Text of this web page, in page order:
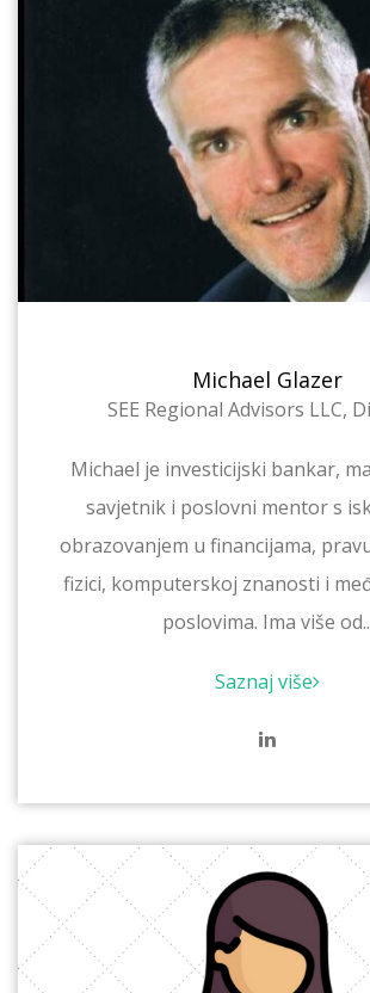
Michael Glazer
SEE Regional Advisors LLC,
Michael je investicijski bankar,
savjetnik i poslovni mentor s
obrazovanjem u financijama,
fizici, komputerskoj znanosti i
poslovima. Ima više
Saznaj više